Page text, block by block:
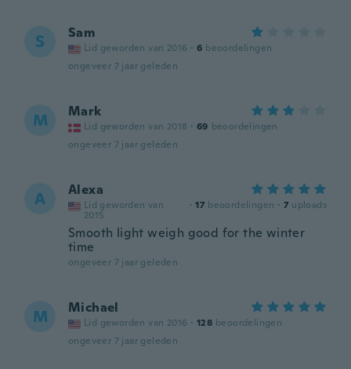
S Sam
Lid geworden van 2016 · 6 beoordelingen
ongeveer 7 jaar geleden
M Mark
Lid geworden van 2018 · 69 beoordelingen
ongeveer 7 jaar geleden
A Alexa
Lid geworden van
2015
· 17 beoordelingen · 7 uploads
Smooth light weigh good for the winter
time
ongeveer 7 jaar geleden
M Michael
Lid geworden van 2016 · 128 beoordelingen
ongeveer 7 jaar geleden